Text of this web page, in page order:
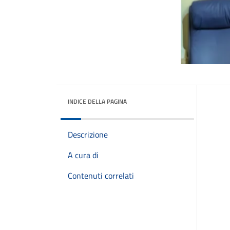
INDICE DELLA PAGINA
Descrizione
A cura di
Contenuti correlati